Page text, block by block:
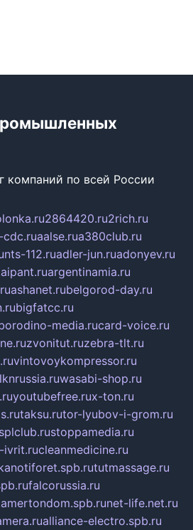
компаний по всей России
2864420.ru2rich.ru
cdc.ruaalse.rua380club.ru
112.ruadler-jun.ruadonyev.ru
argentinamia.ru
ashanet.rubelgorod-day.ru
bigfatcc.ru
media.rucard-voice.ru
zvonitut.ruzebra-tlt.ru
vintovoykompressor.ru
wasabi-shop.ru
youtubefree.rux-ton.ru
taksu.rutor-lyubov-i-grom.ru
splclub.rustoppamedia.ru
ivrit.rucleanmedicine.ru
tutmassage.ru
falcorussia.ru
net-life.net.ru
alliance-electro.spb.ru